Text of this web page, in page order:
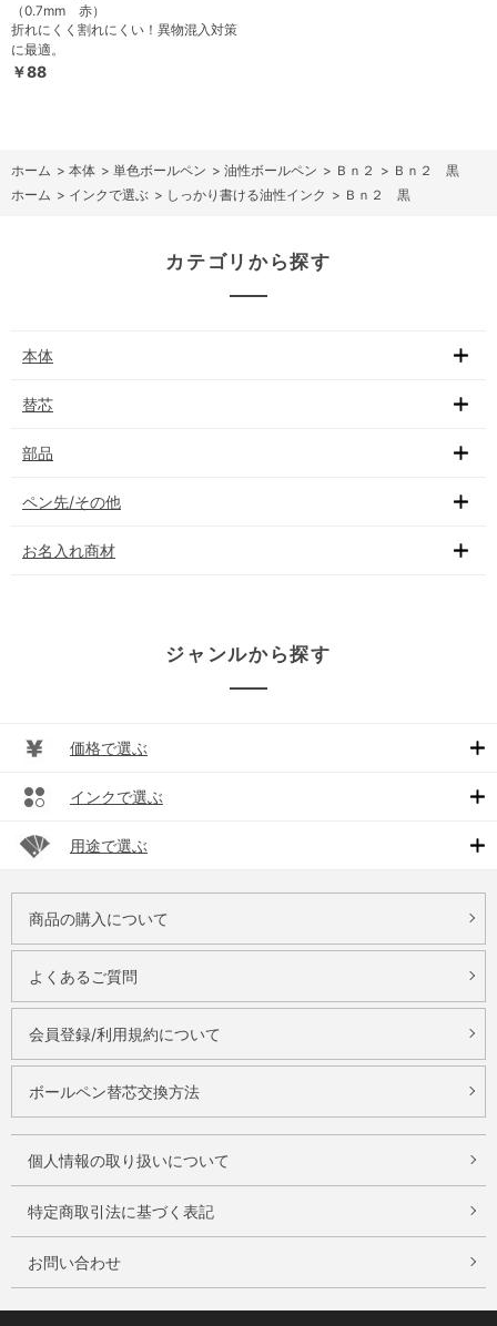
（0.7mm 赤）
折れにくく割れにくい！異物混入対策
に最適。
￥88
ホーム > 本体 > 単色ボールペン > 油性ボールペン > Ｂｎ２ > Ｂｎ２ 黒
ホーム > インクで選ぶ > しっかり書ける油性インク > Ｂｎ２ 黒
カテゴリから探す
本体
替芯
部品
ペン先/その他
お名入れ商材
ジャンルから探す
価格で選ぶ
インクで選ぶ
用途で選ぶ
商品の購入について
よくあるご質問
会員登録/利用規約について
ボールペン替芯交換方法
個人情報の取り扱いについて
特定商取引法に基づく表記
お問い合わせ